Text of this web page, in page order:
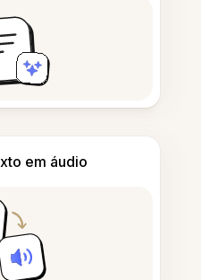
em áudio